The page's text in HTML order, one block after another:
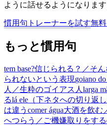
ように話せるようになります
慣用句トレーナーを試す無
もっと慣用句
tem base?信じられる？／そ
られないという表現goiano
人／生粋のゴイアス人 larga
るlá ele （下ネタへの切り返
は違う comer água大酒を飲む
へつらう／ご機嫌取りをする